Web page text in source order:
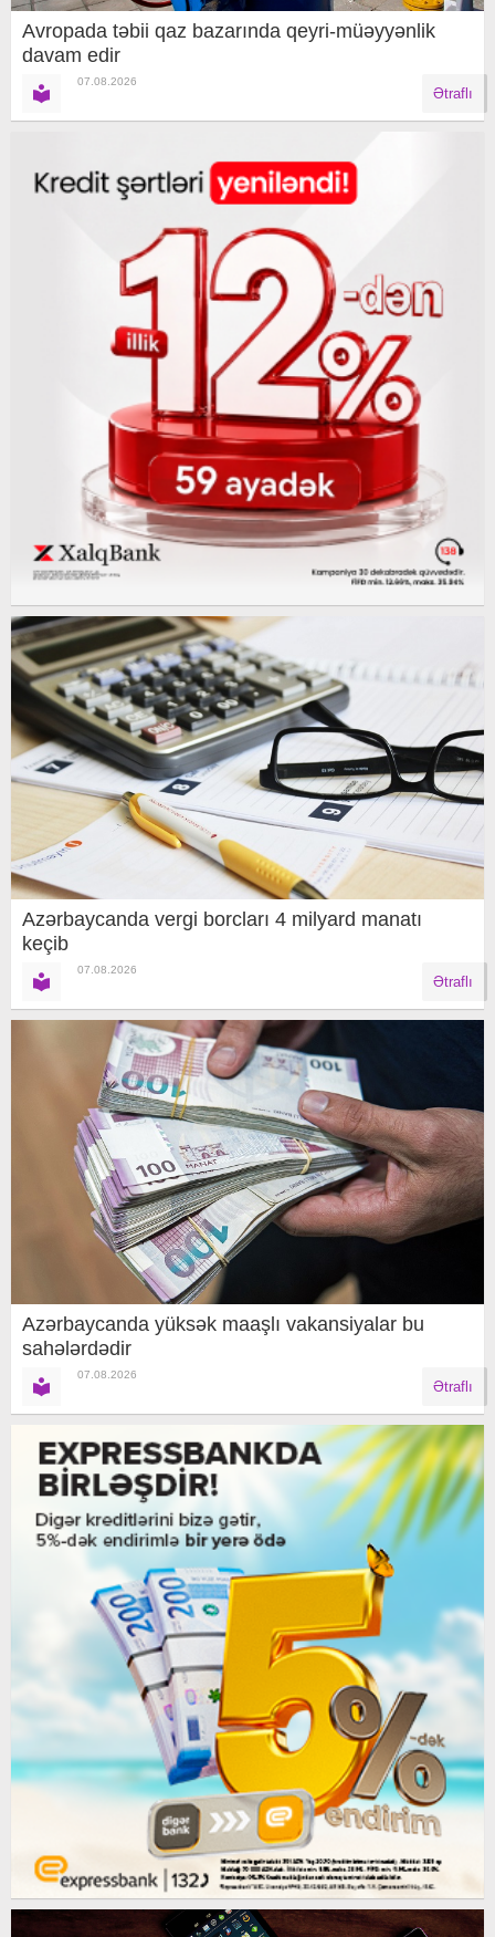
Avropada təbii qaz bazarında qeyri-müəyyənlik
davam edir
07.08.2026
Ətraflı
Azərbaycanda vergi borcları 4 milyard manatı
keçib
07.08.2026
Ətraflı
Azərbaycanda yüksək maaşlı vakansiyalar bu
sahələrdədir
07.08.2026
Ətraflı